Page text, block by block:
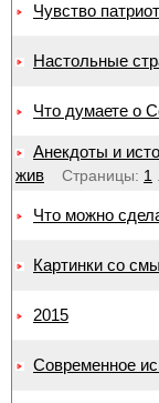
Чувство
Настольные
Что думаете о
Анекдоты и
жив
Страницы: 1
Что можно
Картинки со
2015
Современное